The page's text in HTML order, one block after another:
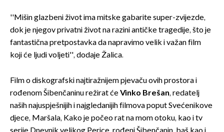
''Mišin glazbeni život ima mitske gabarite super-zvijezde,
dok je njegov privatni život na razini antičke tragedije, što je
fantastična pretpostavka da napravimo velik i važan film
koji će ljudi voljeti'', dodaje Žalica.
Film o diskografski najtiražnijem pjevaču ovih prostora i
rođenom Šibenčaninu režirat ćeVinko Brešan, redatelj
naših najuspješnijih i najgledanijih filmova poput Svećenikove
djece, Maršala, Kako je počeo rat na mom otoku, kao i tv